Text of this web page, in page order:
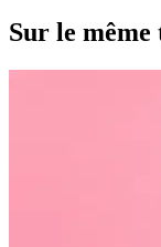
Sur le même